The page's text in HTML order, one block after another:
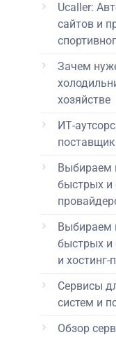
Ucaller:
сайтов и
Зачем
хозяйстве
ИТ-
Выбираем
быстрых и
Выбираем
быстрых и
и
Сервисы
систем и
Обзор